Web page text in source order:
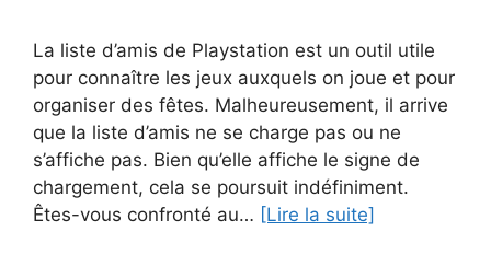
La liste d’amis de Playstation est un outil utile
pour connaître les jeux auxquels on joue et pour
organiser des fêtes. Malheureusement, il arrive
que la liste d’amis ne se charge pas ou ne
s’affiche pas. Bien qu’elle affiche le signe de
chargement, cela se poursuit indéfiniment.
Êtes-vous confronté au… [Lire la suite]